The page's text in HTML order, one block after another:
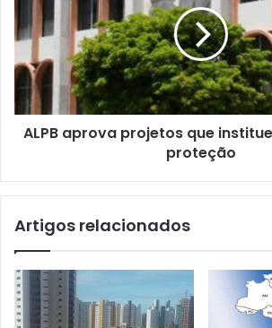
a
i
ALPB aprova projetos que
proteção
Artigos relacionados